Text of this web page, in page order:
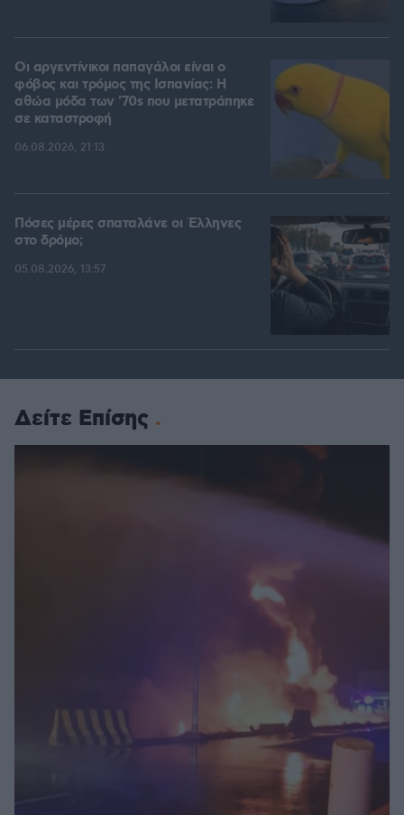
Οι αργεντίνικοι παπαγάλοι είναι ο
φόβος και τρόμος της Ισπανίας: Η
αθώα μόδα των '70s που μετατράπηκε
σε καταστροφή
06.08.2026, 21:13
Πόσες μέρες σπαταλάνε οι Έλληνες
στο δρόμο;
05.08.2026, 13:57
Δείτε Επίσης